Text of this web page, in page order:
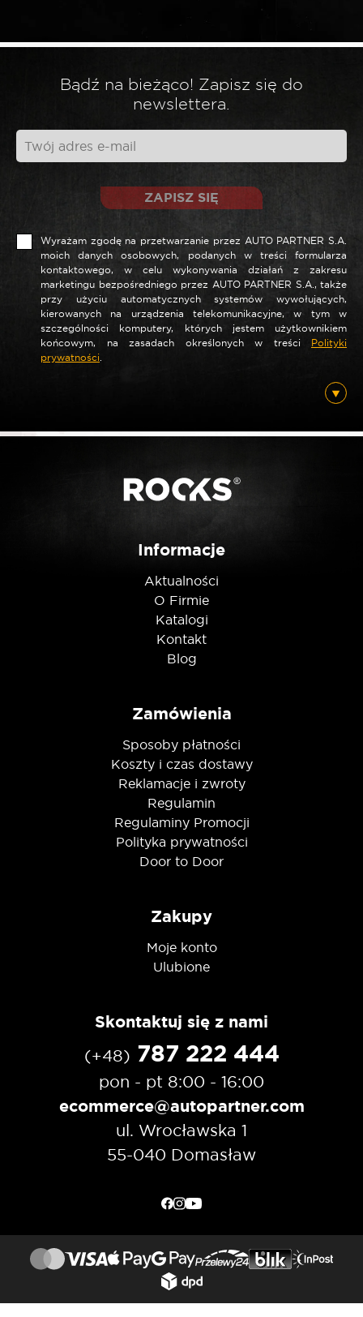
Twoja opinia*
Nazwa *
E-mail*
Bądź na bieżąco! Zapisz się do
newslettera.
ZAPISZ SIĘ
Wyrażam zgodę na przetwarzanie przez AUTO PARTNER S.A.
moich danych osobowych, podanych w treści formularza
kontaktowego, w celu wykonywania działań z zakresu
marketingu bezpośredniego przez AUTO PARTNER S.A., także
przy użyciu automatycznych systemów wywołujących,
kierowanych na urządzenia telekomunikacyjne, w tym w
szczególności komputery, których jestem użytkownikiem
końcowym, na zasadach określonych w treści Polityki
prywatności
Informacje
Aktualności
O Firmie
Katalogi
Kontakt
Blog
Zamówienia
Sposoby płatności
Koszty i czas dostawy
Reklamacje i zwroty
Regulamin
Regulaminy Promocji
Polityka prywatności
Door to Door
Zakupy
Moje konto
Ulubione
Skontaktuj się z nami
(+48) 787 222 444
pon - pt 8:00 - 16:00
ecommerce@autopartner.com
ul. Wrocławska 1
55-040 Domasław